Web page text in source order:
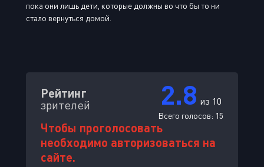
пока они лишь дети, которые должны во что бы то ни
стало вернуться домой.
Рейтинг
зрителей 2.8 из 10
Всего голосов: 15
Чтобы проголосовать
необходимо авторизоваться на
сайте.